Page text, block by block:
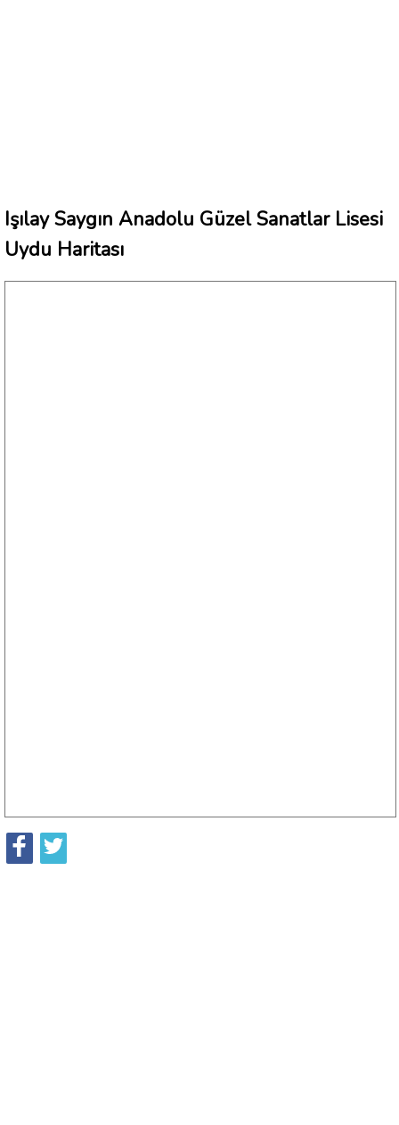
Işılay Saygın Anadolu Güzel Sanatlar Lisesi
Uydu Haritası